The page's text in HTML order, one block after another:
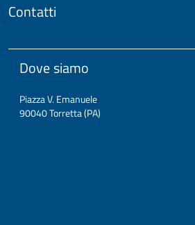
Contatti
Dove siamo
Piazza V. Emanuele
90040 Torretta (PA)